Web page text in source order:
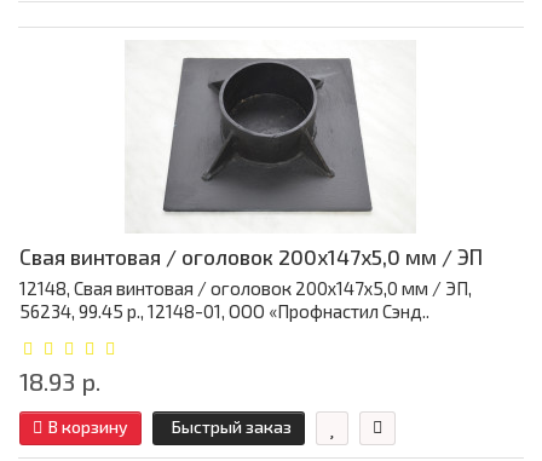
Свая винтовая / оголовок 200x147x5,0 мм / ЭП
12148, Свая винтовая / оголовок 200x147x5,0 мм / ЭП,
56234, 99.45 р., 12148-01, ООО «Профнастил Сэнд..
18.93 р.
В корзину Быстрый заказ